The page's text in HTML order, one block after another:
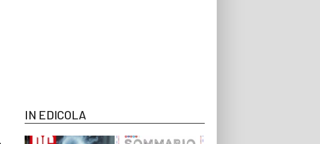
IN EDICOLA